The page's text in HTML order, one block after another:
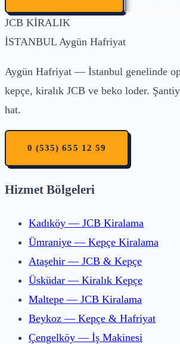
JCB KİRALIK
İSTANBUL Aygün Hafriyat
Aygün Hafriyat — İstanbul genelinde
kepçe, kiralık JCB ve beko loder.
hat.
0 (535) 655 12 59
Hizmet Bölgeleri
Kadıköy — JCB Kiralama
Ümraniye — Kepçe Kiralama
Ataşehir — JCB & Kepçe
Üsküdar — Kiralık Kepçe
Maltepe — JCB Kiralama
Beykoz — Kepçe & Hafriyat
Çengelköy — İş Makinesi